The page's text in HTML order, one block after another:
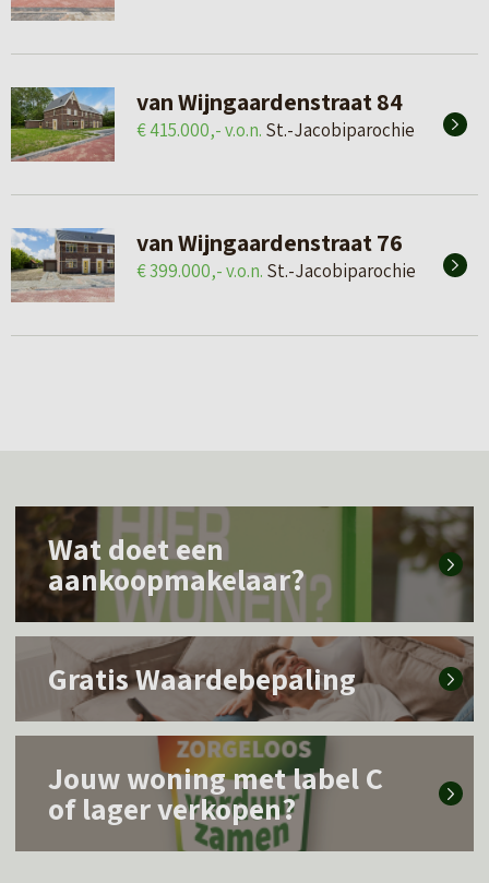
van Wijngaardenstraat 84
€ 415.000,- v.o.n. St.-Jacobiparochie
van Wijngaardenstraat 76
€ 399.000,- v.o.n. St.-Jacobiparochie
s
e
Wat doet een
aankoopmakelaar?
e
Gratis Waardebepaling
s
Jouw woning met label C
of lager verkopen?